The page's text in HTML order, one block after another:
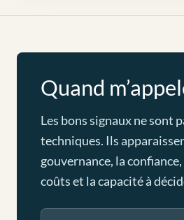
Quand
Les bons signaux ne sont
techniques. Ils
gouvernance, la
coûts et la capacité à